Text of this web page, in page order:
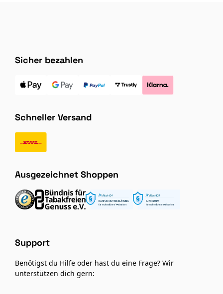
Sicher bezahlen
Schneller Versand
Ausgezeichnet Shoppen
Support
Benötigst du Hilfe oder hast du eine Frage? Wir
unterstützen dich gern: